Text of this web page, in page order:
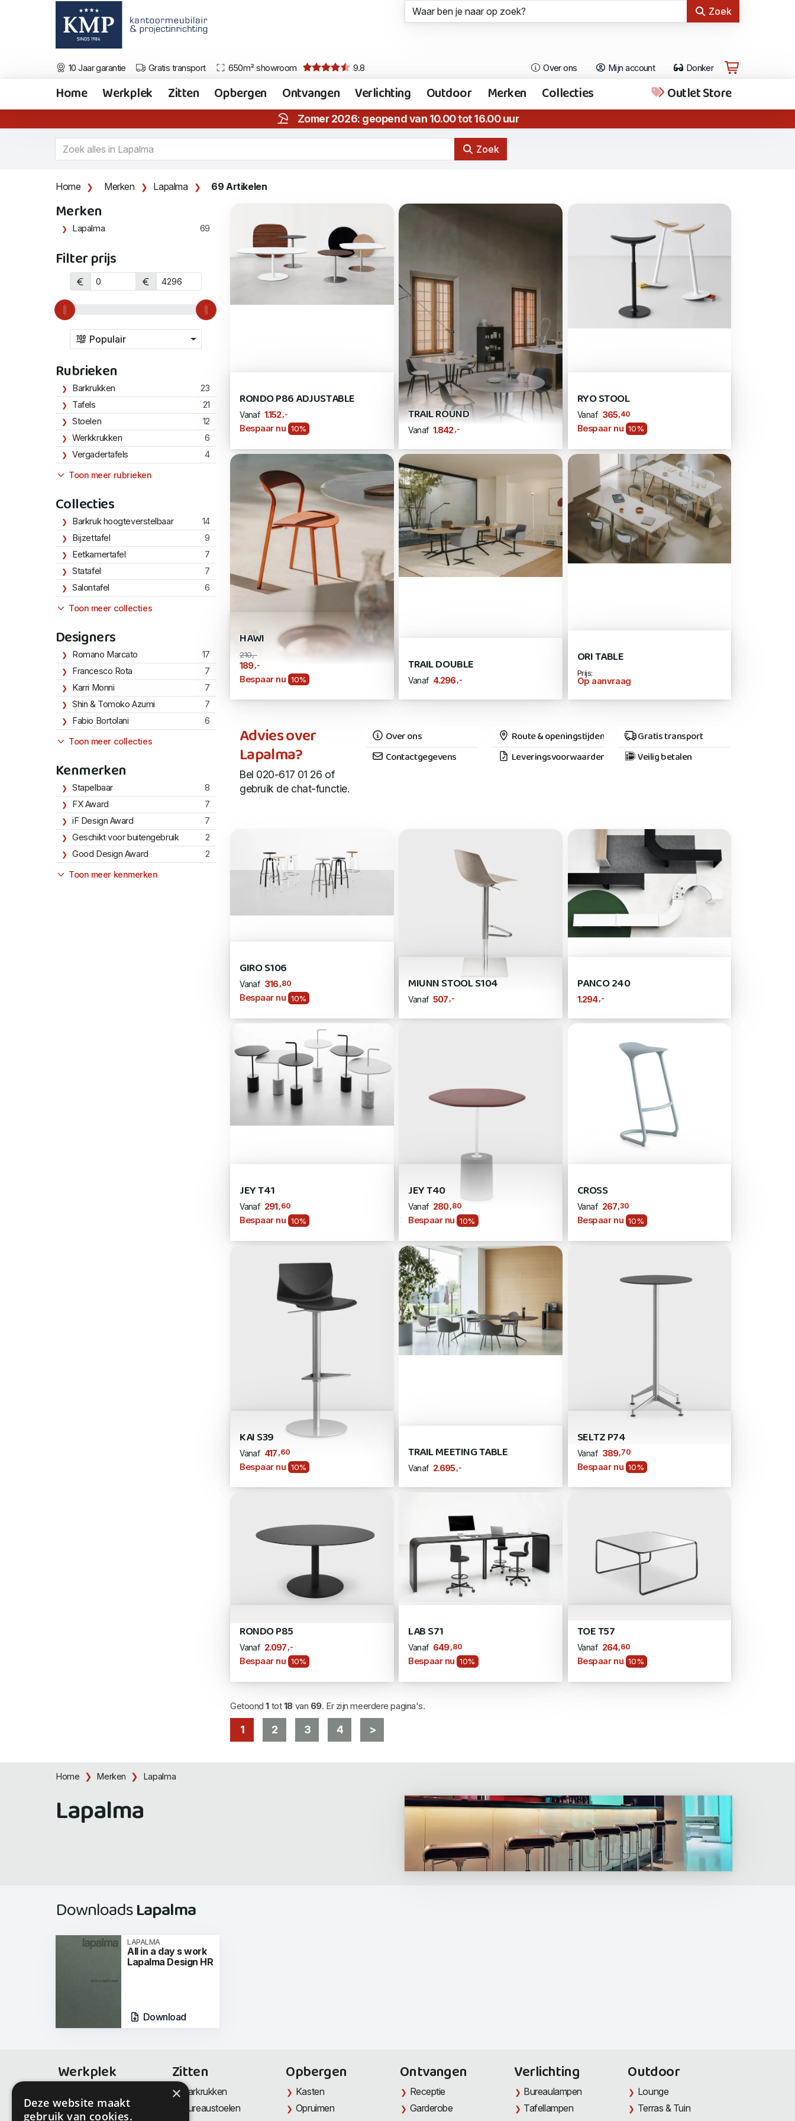
Zoek
10 Jaar garantie Gratis transport 650m² showroom 9.8 Over ons Mijn account Donker
Home Werkplek Zitten Opbergen Ontvangen Verlichting Outdoor Merken Collecties Outlet Store
Zomer 2026: geopend van 10.00 tot 16.00 uur
Zoek
Home Merken Lapalma 69 Artikelen
Merken
Lapalma 69
Filter prijs
Populair
Rubrieken
Barkrukken
23
Tafels
21
Stoelen
12
Werkkrukken
6
Vergadertafels
4
Toon meer rubrieken
Collecties
Barkruk hoogteverstelbaar
14
Bijzettafel
9
Eetkamertafel
7
Statafel
7
Salontafel
6
Toon meer collecties
Designers
Romano Marcato
17
Francesco Rota
7
Karri Monni
7
Shin & Tomoko Azumi
7
Fabio Bortolani
6
Toon meer collecties
Kenmerken
Stapelbaar
8
FX Award
7
iF Design Award
7
Geschikt voor buitengebruik
2
Good Design Award
2
Toon meer kenmerken
RONDO P86 ADJUSTABLE
Vanaf 1.152 ,-
Bespaar nu 10%
TRAIL ROUND
Vanaf 1.842,-
RYO STOOL
Vanaf 365 ,40
Bespaar nu 10%
HAWI
210,-
189 ,-
Bespaar nu 10%
TRAIL DOUBLE
Vanaf 4.296 ,-
ORI TABLE
Prijs:
Op aanvraag
Advies over
Lapalma?
Bel 020-617 01 26 of
gebruik de chat-functie.
Over ons
Contactgegevens
Route & openingstijden
Leveringsvoorwaarden
Gratis transport
Veilig betalen
GIRO S106
Vanaf 316,80
Bespaar nu 10%
MIUNN STOOL S104
Vanaf 507 ,-
PANCO 240
1.294 ,-
JEY T41
Vanaf 291 ,60
Bespaar nu 10%
JEY T40
Vanaf 280,80
Bespaar nu 10%
CROSS
Vanaf 267,30
Bespaar nu 10%
KAI S39
Vanaf 417 ,60
Bespaar nu 10%
TRAIL MEETING TABLE
Vanaf 2.695 ,-
SELTZ P74
Vanaf 389,70
Bespaar nu 10%
RONDO P85
Vanaf 2.097 ,-
Bespaar nu 10%
LAB S71
Vanaf 649 ,80
Bespaar nu 10%
TOE T57
Vanaf 264 ,60
Bespaar nu 10%
Getoond1 tot18van 69. Er zijn meerdere pagina's.
1 2 3 4 >
Home Merken Lapalma
Lapalma
DownloadsLapalma
LAPALMA
All in a day s work
Lapalma Design HR
Download
Werkplek
Thuiswerkplek
Zitten
Barkrukken
Bureaustoelen
Opbergen
Kasten
Opruimen
Ontvangen
Receptie
Garderobe
Verlichting
Bureaulampen
Tafellampen
Outdoor
Lounge
Terras & Tuin
×
Deze website maakt
gebruik van cookies.